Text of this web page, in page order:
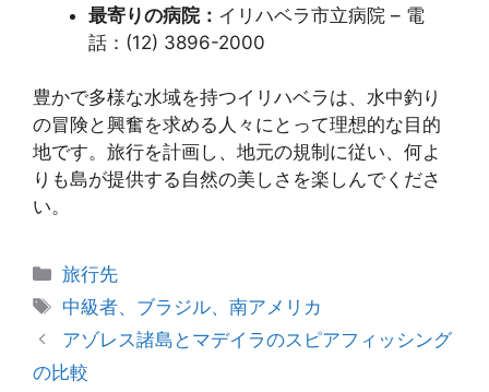
最寄りの病院： イリハベラ市立病院 – 電
話：(12) 3896-2000
豊かで多様な水域を持つイリハベラは、水中釣り
の冒険と興奮を求める人々にとって理想的な目的
地です。旅行を計画し、地元の規制に従い、何よ
りも島が提供する自然の美しさを楽しんでくださ
い。
カ
テ
リ
ー
旅行先
タ
グ
中級者、ブラジル、南アメリカ
アゾレス諸島とマデイラのスピアフィッシング
の比較